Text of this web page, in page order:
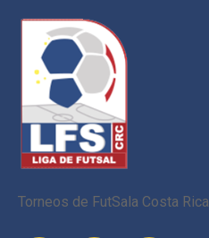
Torneos de FutSala Costa Rica